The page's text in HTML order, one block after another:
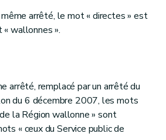
même arrêté, le mot « directes » est
wallonnes ».
arrêté, remplacé par un arrêté du
du 6 décembre 2007, les mots
la Région wallonne » sont
« ceux du Service public de